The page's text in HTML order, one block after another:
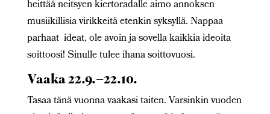
heittää neitsyen kiertoradalle aimo annoksen
musiikillisia virikkeitä etenkin syksyllä. Nappaa
parhaat ideat, ole avoin ja sovella kaikkia ideoita
soittoosi! Sinulle tulee ihana soittovuosi.
Vaaka 22.9.–22.10.
Tasaa tänä vuonna vaakasi taiten. Varsinkin vuoden